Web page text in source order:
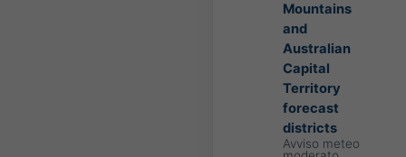
Mountains
and
Australian
Capital
Territory
forecast
districts
Avviso meteo